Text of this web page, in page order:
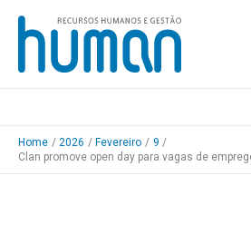
Skip
content
Home 2026 Fevereiro
9
Clan promove open day para vagas de